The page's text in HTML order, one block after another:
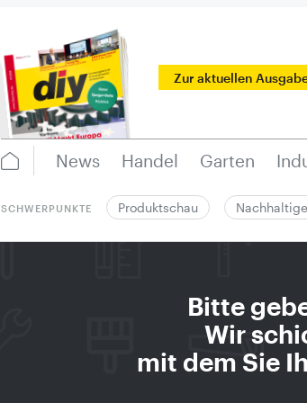
Zur aktuellen
News Handel Garten
SCHWERPUNKTE Produktschau
Bitte
Wir
mit dem Sie